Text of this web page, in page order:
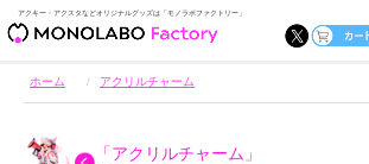
アクキー・アクスタなどオリジナルグッズは「モノラボファクトリー」
ホーム アクリルチャーム
「アクリルチャーム」